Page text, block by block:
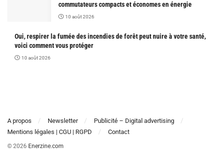
commutateurs compacts et économes en énergie
10 août 2026
Oui, respirer la fumée des incendies de forêt peut nuire à votre santé,
voici comment vous protéger
10 août 2026
A propos Newsletter
Publicité – Digital advertising
Mentions légales | CGU | RGPD
Contact
© 2026 Enerzine.com